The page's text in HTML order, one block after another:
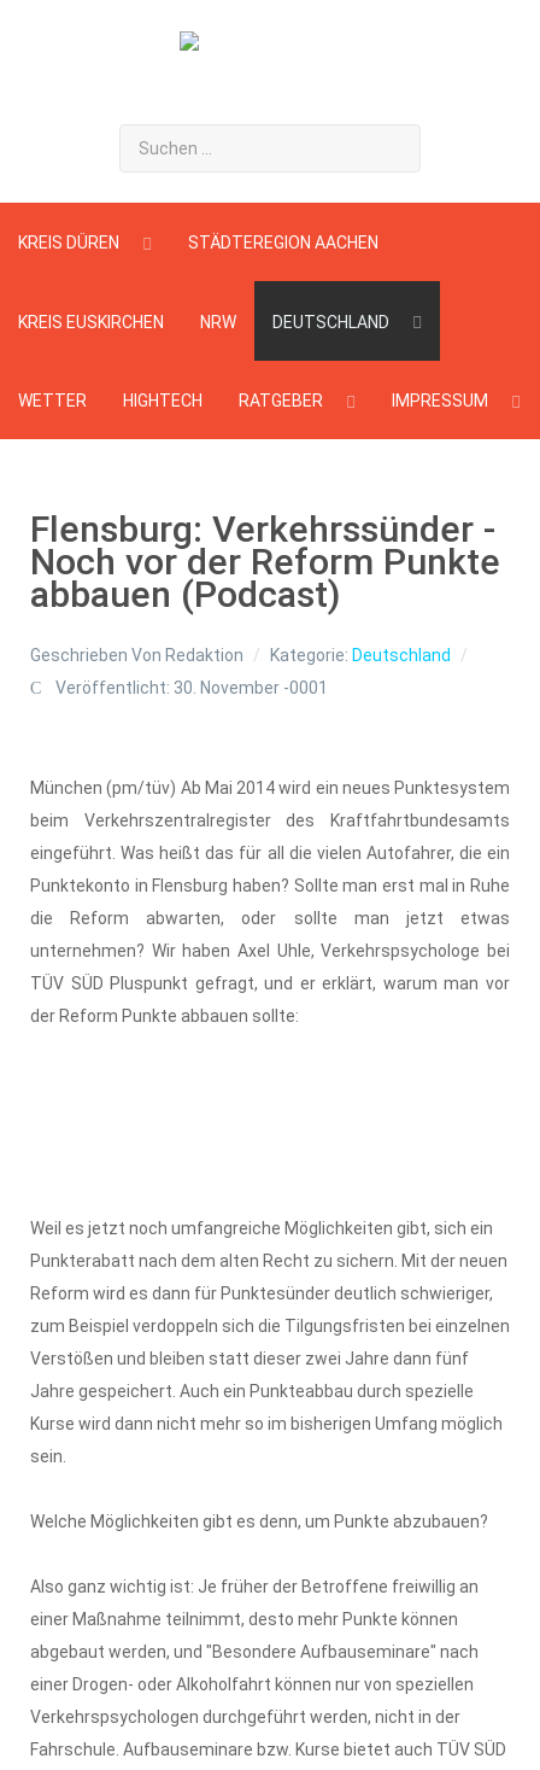
Suchen
...
KREIS DÜREN STÄDTEREGION AACHEN
KREIS EUSKIRCHEN NRW DEUTSCHLAND
WETTER HIGHTECH RATGEBER IMPRESSUM
Flensburg: Verkehrssünder -
Noch vor der Reform Punkte
abbauen (Podcast)
Geschrieben Von Redaktion Kategorie: Deutschland
Veröffentlicht: 30. November -0001
München (pm/tüv) Ab Mai 2014 wird ein neues Punktesystem
beim Verkehrszentralregister des Kraftfahrtbundesamts
eingeführt. Was heißt das für all die vielen Autofahrer, die ein
Punktekonto in Flensburg haben? Sollte man erst mal in Ruhe
die Reform abwarten, oder sollte man jetzt etwas
unternehmen? Wir haben Axel Uhle, Verkehrspsychologe bei
TÜV SÜD Pluspunkt gefragt, und er erklärt, warum man vor
der Reform Punkte abbauen sollte:
Weil es jetzt noch umfangreiche Möglichkeiten gibt, sich ein
Punkterabatt nach dem alten Recht zu sichern. Mit der neuen
Reform wird es dann für Punktesünder deutlich schwieriger,
zum Beispiel verdoppeln sich die Tilgungsfristen bei einzelnen
Verstößen und bleiben statt dieser zwei Jahre dann fünf
Jahre gespeichert. Auch ein Punkteabbau durch spezielle
Kurse wird dann nicht mehr so im bisherigen Umfang möglich
sein.
Welche Möglichkeiten gibt es denn, um Punkte abzubauen?
Also ganz wichtig ist: Je früher der Betroffene freiwillig an
einer Maßnahme teilnimmt, desto mehr Punkte können
abgebaut werden, und "Besondere Aufbauseminare" nach
einer Drogen- oder Alkoholfahrt können nur von speziellen
Verkehrspsychologen durchgeführt werden, nicht in der
Fahrschule. Aufbauseminare bzw. Kurse bietet auch TÜV SÜD